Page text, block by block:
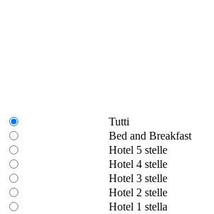
Tutti
Bed and Breakfast
Hotel 5 stelle
Hotel 4 stelle
Hotel 3 stelle
Hotel 2 stelle
Hotel 1 stella